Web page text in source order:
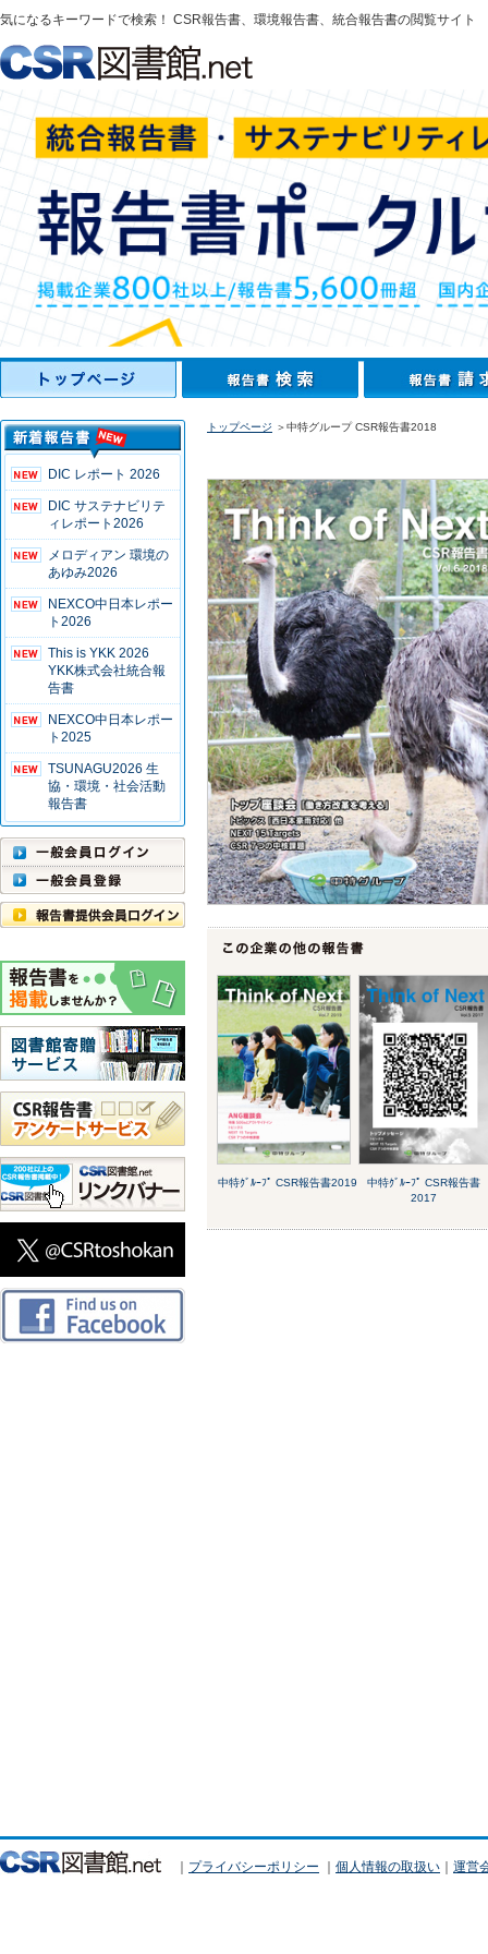
気になるキーワードで検索！ CSR報告書、環境報告書、統合報告書の閲覧サイト
DIC レポート 2026
DIC サステナビリテ
ィレポート2026
メロディアン 環境の
あゆみ2026
NEXCO中日本レポー
ト2026
This is YKK 2026
YKK株式会社統合報
告書
NEXCO中日本レポー
ト2025
TSUNAGU2026 生
協・環境・社会活動
報告書
トップページ ＞中特グループ CSR報告書2018
中特ｸﾞﾙｰﾌﾟ CSR報告書2019
中特ｸﾞﾙｰﾌﾟ CSR報告書
2017
｜ プライバシーポリシー ｜ 個人情報の取扱い ｜ 運営